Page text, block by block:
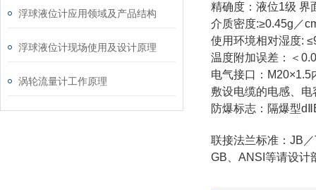
浮球液位计应用领域及产品结构
浮球液位计现场使用及设计原理
涡轮流量计工作原理
精确度：液位1级
介质密度:≥0.45g／
使用环境相对湿度:
温度附加误差：＜
电气接口：M20×1.5
敷设电缆的电感、
防爆标志：隔爆型
联接法兰标准：JB
GB、ANSI等请设计